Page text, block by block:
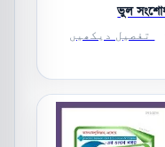
ভুল
تفصیل دیکھیں